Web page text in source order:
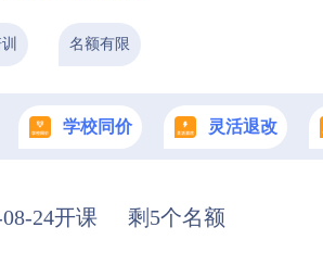
名额有限
学校同价 灵活退改
08-24开课 剩5个名额